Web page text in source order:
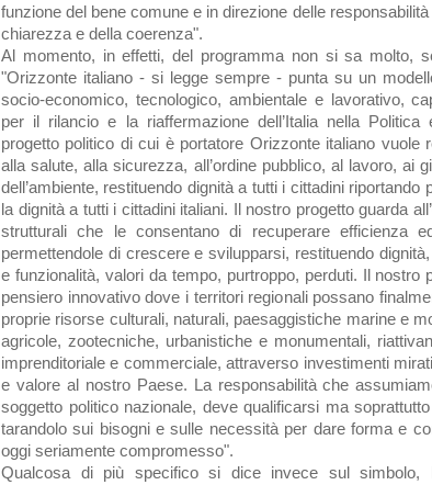
funzione del bene comune e in direzione delle
chiarezza e della coerenza".
Al momento, in effetti, del programma non si sa molto,
"Orizzonte italiano - si legge sempre - punta su un
socio-economico, tecnologico, ambientale e lavorativo,
per il rilancio e la riaffermazione dell’Italia nella Politica
progetto politico di cui è portatore Orizzonte italiano vuole
alla salute, alla sicurezza, all’ordine pubblico, al lavoro, ai
dell’ambiente, restituendo dignità a tutti i cittadini riportando
la dignità a tutti i cittadini italiani.
Il nostro progetto guarda
strutturali che le consentano di recuperare efficienza
permettendole di crescere e svilupparsi, restituendo
e funzionalità, valori da tempo, purtroppo, perduti.
Il nostro
pensiero innovativo dove i territori regionali possano
proprie risorse culturali, naturali, paesaggistiche marine e
agricole, zootecniche, urbanistiche e monumentali,
imprenditoriale e commerciale, attraverso investimenti
e valore al nostro Paese.
La responsabilità che
soggetto politico nazionale, deve qualificarsi ma
tarandolo sui bisogni e sulle necessità per dare forma e
oggi seriamente compromesso".
Qualcosa di più specifico si dice invece sul simbolo,